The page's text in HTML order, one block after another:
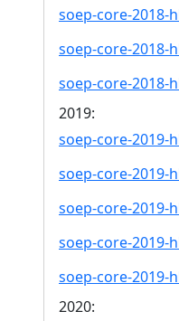
soep-core-2018-
soep-core-2018-
soep-core-2018-
2019:
soep-core-2019-
soep-core-2019-
soep-core-2019-
soep-core-2019-
soep-core-2019-
2020: